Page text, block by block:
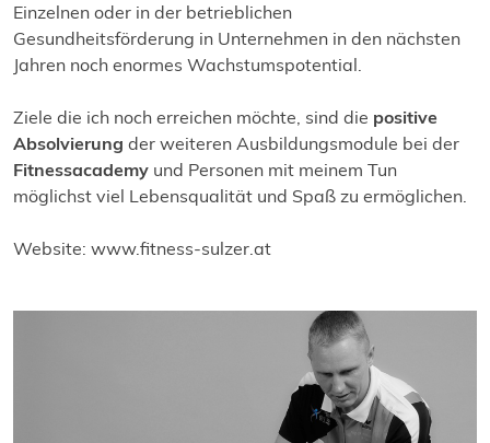
Einzelnen oder in der betrieblichen
Gesundheitsförderung in Unternehmen in den nächsten
Jahren noch enormes Wachstumspotential.
Ziele die ich noch erreichen möchte, sind die positive
Absolvierung der weiteren Ausbildungsmodule bei der
Fitnessacademy und Personen mit meinem Tun
möglichst viel Lebensqualität und Spaß zu ermöglichen.
Website: www.fitness-sulzer.at